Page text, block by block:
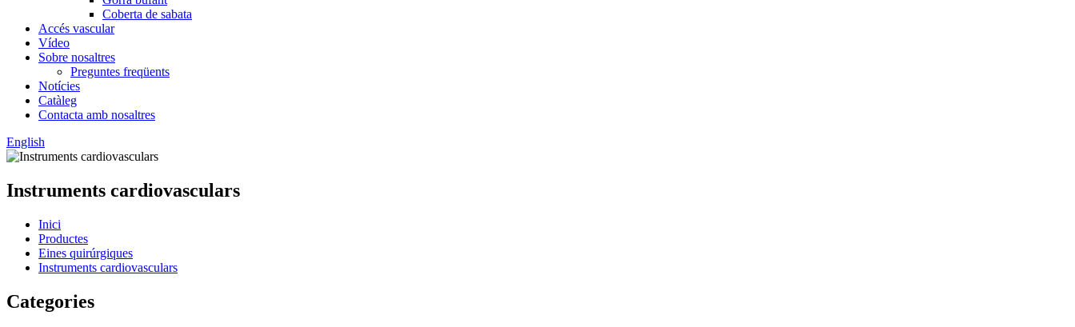
Coberta de sabata
Accés vascular
Vídeo
Sobre nosaltres
Preguntes freqüents
Notícies
Catàleg
Contacta amb nosaltres
English
Instruments cardiovasculars
Inici
Productes
Eines quirúrgiques
Instruments cardiovasculars
Categories